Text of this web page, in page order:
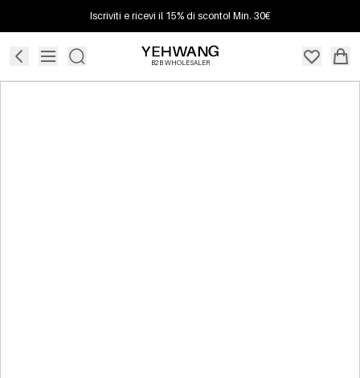
Iscriviti e ricevi il 15% di sconto! Min. 30€
B2B WHOLESALER